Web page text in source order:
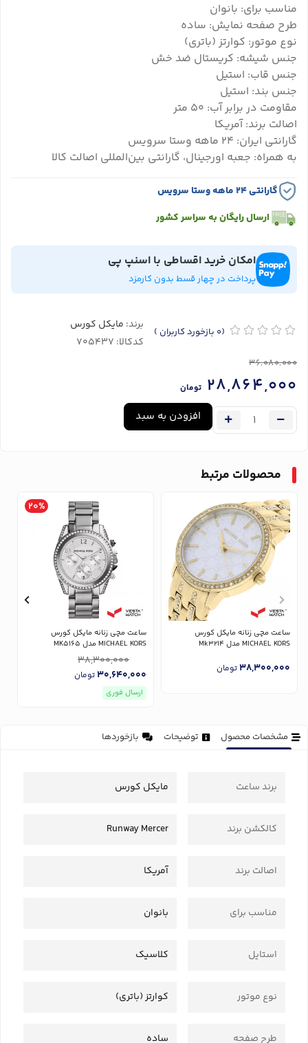
مناسب برای: بانوان
طرح صفحه نمایش: ساده
نوع موتور: کوارتز (باتری)
جنس شیشه: کریستال ضد خش
جنس قاب: استیل
جنس بند: استیل
مقاومت در برابر آب: ۵۰ متر
اصالت برند: آمریکا
گارانتی ایران: ۲۴ ماهه وستا سرویس
به همراه: جعبه اورجینال، گارانتی بین‌المللی اصالت کالا
گارانتی ۲۴ ماهه وستا سرویس
ارسال رایگان به سراسر کشور
امکان خرید اقساطی با اسنپ پی
پرداخت در چهار قسط بدون کارمزد
(0 بازخورد کاربران ) برند: مایکل کورس
کدکالا:
36,080,000
28,864,000 تومان
افزودن به سبد
محصولات مرتبط
ساعت مچی زنانه مایکل کورس
MICHAEL KORS مدل Mk3214
38,300,000تومان
ساعت مچی زنانه مایکل کورس
MICHAEL KORS مدل MK5165
20%
38,300,000
30,640,000تومان
ارسال فوری
مشخصات محصول توضیحات بازخوردها
برند ساعت مایکل کورس
کالکشن برند Runway Mercer
اصالت برند آمریکا
مناسب برای بانوان
استایل کلاسیک
نوع موتور کوارتز (باتری)
طرح صفحه ساده